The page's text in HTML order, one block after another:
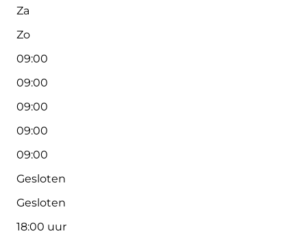
Za
Zo
09:00
09:00
09:00
09:00
09:00
Gesloten
Gesloten
18:00 uur